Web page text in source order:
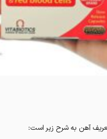
آهن به شرح زیر است: